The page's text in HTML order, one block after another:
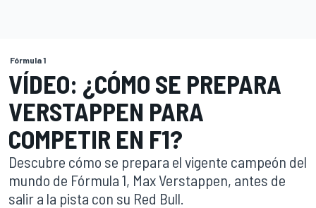
Fórmula 1
VÍDEO: ¿CÓMO SE PREPARA
VERSTAPPEN PARA
COMPETIR EN F1?
Descubre cómo se prepara el vigente campeón del
mundo de Fórmula 1, Max Verstappen, antes de
salir a la pista con su Red Bull.